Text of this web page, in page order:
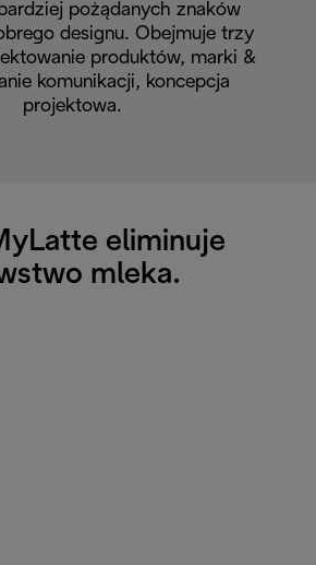
pożądanych znaków
designu. Obejmuje trzy
produktów, marki &
komunikacji, koncepcja
projektowa.
eliminuje
mleka.